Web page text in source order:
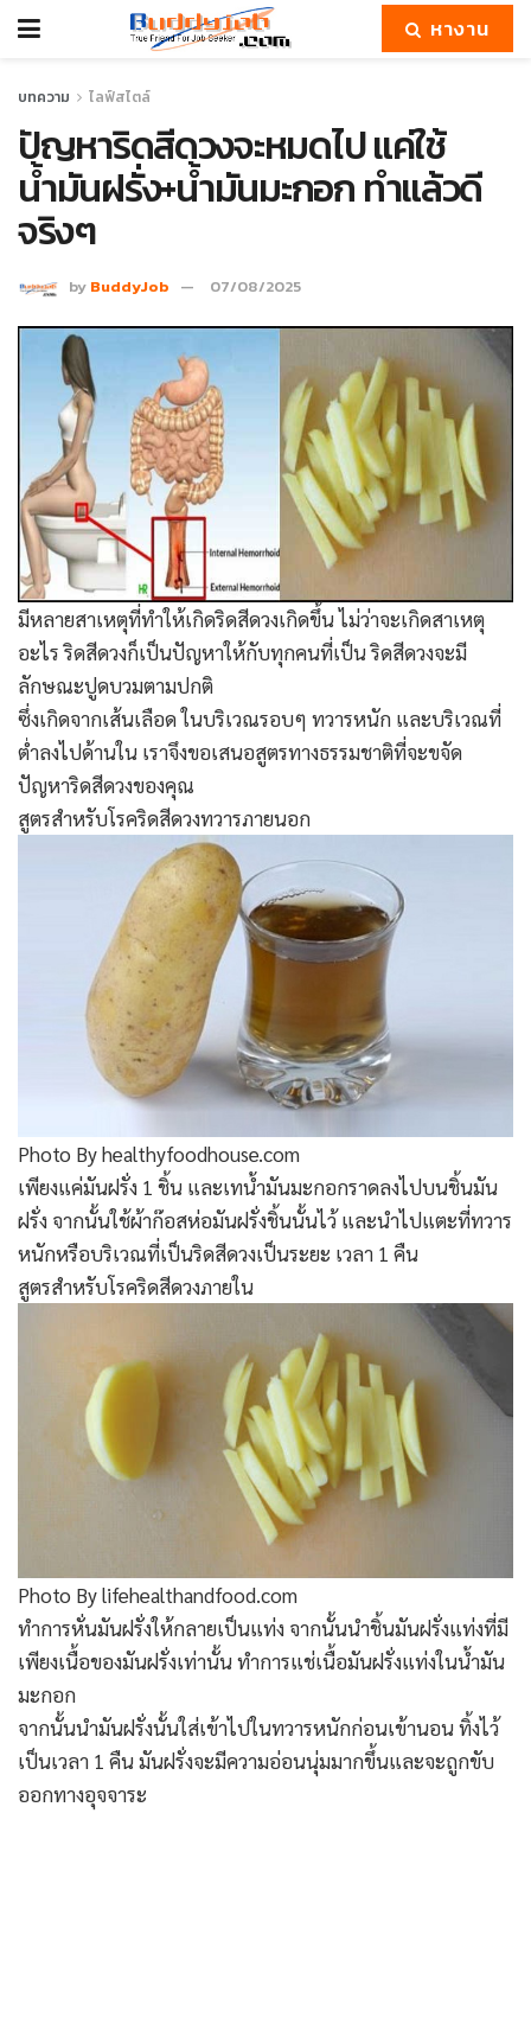
หางาน
บทความ ไลฟ์สไตล์
ปัญหาริดสีดวงจะหมดไป แค่ใช้
น้ำมันฝรั่ง+น้ำมันมะกอก ทำแล้วดี
จริงๆ
by BuddyJob 07/08/2025
มีหลายสาเหตุที่ทำให้เกิดริดสีดวงเกิดขึ้น ไม่ว่าจะเกิดสาเหตุ
อะไร ริดสีดวงก็เป็นปัญหาให้กับทุกคนที่เป็น ริดสีดวงจะมี
ลักษณะปูดบวมตามปกติ
ซึ่งเกิดจากเส้นเลือด ในบริเวณรอบๆ ทวารหนัก และบริเวณที่
ต่ำลงไปด้านใน เราจึงขอเสนอสูตรทางธรรมชาติที่จะขจัด
ปัญหาริดสีดวงของคุณ
สูตรสำหรับโรคริดสีดวงทวารภายนอก
Photo By healthyfoodhouse.com
เพียงแค่มันฝรั่ง 1 ชิ้น และเทน้ำมันมะกอกราดลงไปบนชิ้นมัน
ฝรั่ง จากนั้นใช้ผ้าก๊อสห่อมันฝรั่งชิ้นนั้นไว้ และนำไปแตะที่ทวาร
หนักหรือบริเวณที่เป็นริดสีดวงเป็นระยะ เวลา 1 คืน
สูตรสำหรับโรคริดสีดวงภายใน
Photo By lifehealthandfood.com
ทำการหั่นมันฝรั่งให้กลายเป็นแท่ง จากนั้นนำชิ้นมันฝรั่งแท่งที่มี
เพียงเนื้อของมันฝรั่งเท่านั้น ทำการแช่เนื้อมันฝรั่งแท่งในน้ำมัน
มะกอก
จากนั้นนำมันฝรั่งนั้นใส่เข้าไปในทวารหนักก่อนเข้านอน ทิ้งไว้
เป็นเวลา 1 คืน มันฝรั่งจะมีความอ่อนนุ่มมากขึ้นและจะถูกขับ
ออกทางอุจจาระ